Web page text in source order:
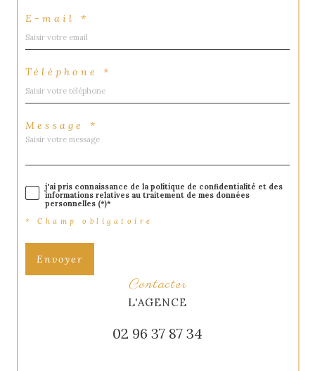
E-mail *
Téléphone *
Message *
j'ai pris connaissance de la politique de confidentialité et des
informations relatives au traitement de mes données
personnelles (*)*
* Champ obligatoire
Envoyer
contacter
L'AGENCE
02 96 37 87 34